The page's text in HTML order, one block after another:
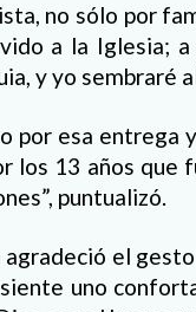
no sólo por
a la Iglesia;
y yo sembraré
por esa
los 13 años que
puntualizó.
el
uno